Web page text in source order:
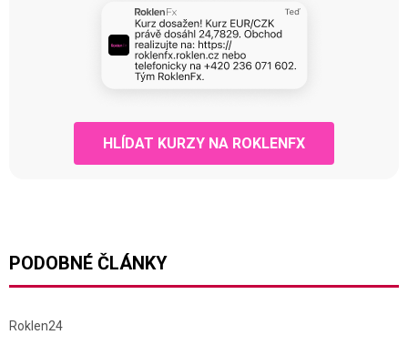
HLÍDAT KURZY NA ROKLENFX
PODOBNÉ ČLÁNKY
Roklen24